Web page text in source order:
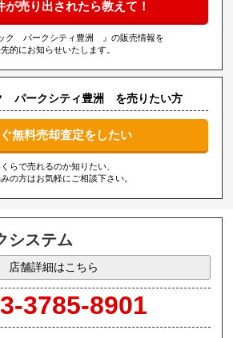
が売り出されたら教えて！
ック パークシティ豊洲 』の販売情報を
的にお知らせいたします。
パークシティ豊洲 を売りたい方
無料売却査定をしたい
らで売れるのか知りたい、
の方はお気軽にご相談下さい。
システム
店舗詳細はこちら
3785-8901